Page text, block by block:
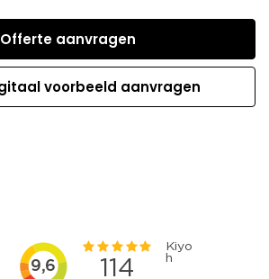
Offerte aanvragen
voorbeeld aanvragen